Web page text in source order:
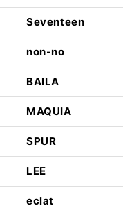
Seventeen
non-no
BAILA
MAQUIA
SPUR
LEE
eclat